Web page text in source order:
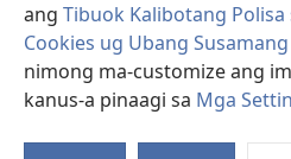
ang Tibuok Kalibotang
Cookies ug Ubang
nimong ma-customize ang
kanus-a pinaagi sa Mga
Copyright© 2026 Watch Tower Bible
KONDISYONES SA PAGGAMIT
|
SA